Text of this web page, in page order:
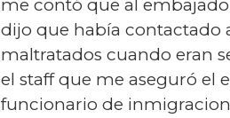
me contó que al
dijo que había contactado
maltratados cuando eran
el staff que me aseguró el
funcionario de